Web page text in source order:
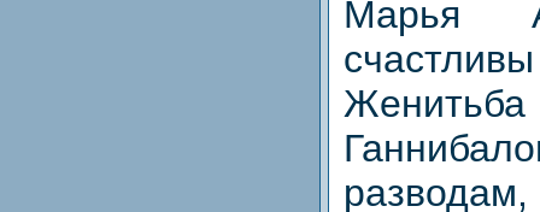
Марья